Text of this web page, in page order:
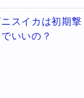
スイカは初期撃
いいの？